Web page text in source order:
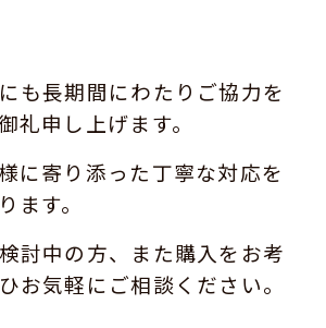
も長期間にわたりご協力を
礼申し上げます。
に寄り添った丁寧な対応を
ます。
討中の方、また購入をお考
お気軽にご相談ください。